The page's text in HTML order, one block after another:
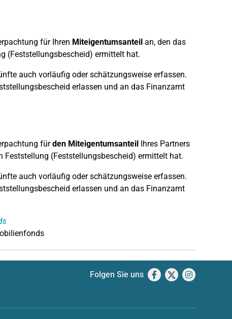
für Ihren Miteigentumsanteilan, den das
(Feststellungsbescheid) ermittelt hat.
auch vorläufig oder schätzungsweise erfassen.
erlassen und an das Finanzamt
fürden MiteigentumsanteilIhres Partners
(Feststellungsbescheid) ermittelt hat.
auch vorläufig oder schätzungsweise erfassen.
erlassen und an das Finanzamt
Folgen Sie uns Facebook
X Instagram